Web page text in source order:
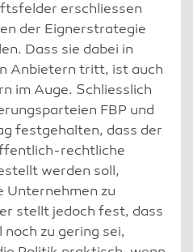
erschliessen
der Eignerstrategie
Dass sie dabei in
Anbietern tritt, ist auch
im Auge. Schliesslich
FBP und
festgehalten, dass der
rechtliche
werden soll,
Unternehmen zu
stellt jedoch fest, dass
zu gering sei,